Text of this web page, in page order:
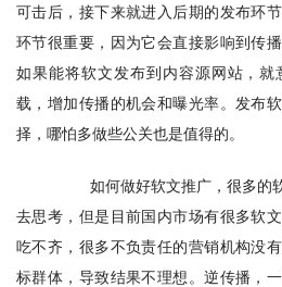
可击后，接下来就进入后期的发布环
环节很重要，因为它会直接影响到传
如果能将软文发布到内容源网站，
载，增加传播的机会和曝光率。发布
择，哪怕多做些公关也是值得的。
如何做好软文推广，很多的
去思考，但是目前国内市场有很多软
吃不齐，很多不负责任的营销机构没
标群体，导致结果不理想。逆传播，